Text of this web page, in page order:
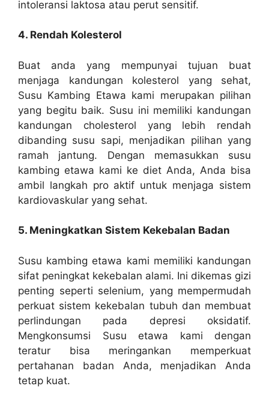
intoleransi laktosa atau perut sensitif.
4. Rendah Kolesterol
Buat anda yang mempunyai tujuan buat
menjaga kandungan kolesterol yang sehat,
Susu Kambing Etawa kami merupakan pilihan
yang begitu baik. Susu ini memiliki kandungan
kandungan cholesterol yang lebih rendah
dibanding susu sapi, menjadikan pilihan yang
ramah jantung. Dengan memasukkan susu
kambing etawa kami ke diet Anda, Anda bisa
ambil langkah pro aktif untuk menjaga sistem
kardiovaskular yang sehat.
5. Meningkatkan Sistem Kekebalan Badan
Susu kambing etawa kami memiliki kandungan
sifat peningkat kekebalan alami. Ini dikemas gizi
penting seperti selenium, yang mempermudah
perkuat sistem kekebalan tubuh dan membuat
perlindungan pada depresi oksidatif.
Mengkonsumsi Susu etawa kami dengan
teratur bisa meringankan memperkuat
pertahanan badan Anda, menjadikan Anda
tetap kuat.